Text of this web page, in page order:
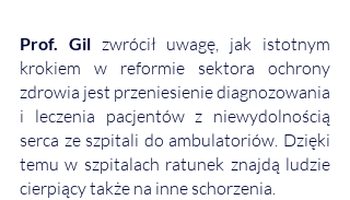
Prof. Gil zwrócił uwagę, jak istotnym
krokiem w reformie sektora ochrony
zdrowia jest przeniesienie diagnozowania
i leczenia pacjentów z niewydolnością
serca ze szpitali do ambulatoriów. Dzięki
temu w szpitalach ratunek znajdą ludzie
cierpiący także na inne schorzenia.